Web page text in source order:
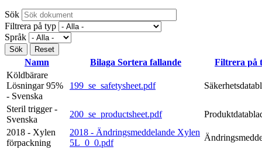
Sök
Filtrera på typ
Språk
Namn Bilaga Sortera fallande
Filtrera på
Köldbärare
Lösningar 95%
- Svenska
199_se_safetysheet.pdf
Steril trigger -
Svenska
200_se_productsheet.pdf
2018 - Xylen
förpackning
2018 - Ändringsmeddelande Xylen
5L_0_0.pdf